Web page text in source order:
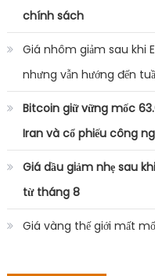
chính sách
Giá nhôm giảm sau khi
nhưng vẫn hướng đến
Bitcoin giữ vững mốc
Iran và cổ phiếu công
Giá dầu giảm nhẹ sau
từ tháng 8
Giá vàng thế giới mất